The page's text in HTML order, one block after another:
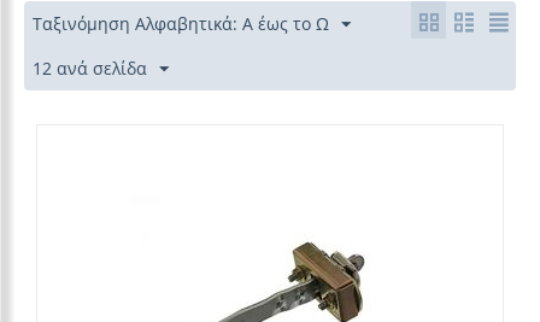
Ταξινόμηση Αλφαβητικά: Α έως το Ω
12 ανά σελίδα